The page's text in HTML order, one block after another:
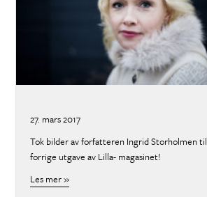
27. mars 2017
Tok bilder av forfatteren Ingrid Storholmen til
forrige utgave av Lilla- magasinet!
Les mer »